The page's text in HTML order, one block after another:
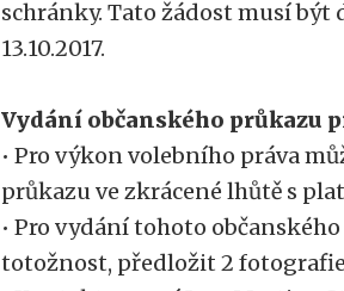
schránky. Tato žádost musí
13.10.2017.
Vydání občanského průkazu
• Pro výkon volebního práva
průkazu ve zkrácené lhůtě s
• Pro vydání tohoto
totožnost, předložit 2